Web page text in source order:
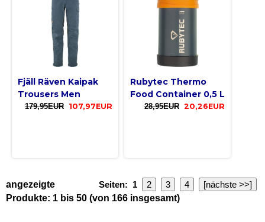
Fjäll Räven Kaipak
Trousers Men
179,95EUR 107,97EUR
Rubytec Thermo
Food Container 0,5 L
28,95EUR 20,26EUR
Seiten: 1 2 3 4 [nächste >>]
angezeigte
Produkte: 1 bis 50 (von 166 insgesamt)